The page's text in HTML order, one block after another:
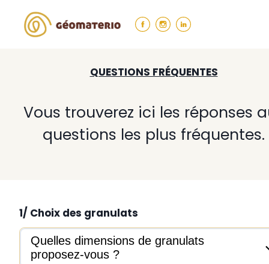
QUESTIONS FRÉQUENTES
Vous trouverez ici les réponses
questions les plus fréquentes.
1/ Choix des granulats
Quelles dimensions de granulats
proposez-vous ?